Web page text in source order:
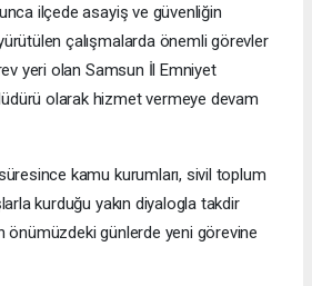
ilçede asayiş ve güvenliğin
çalışmalarda önemli görevler
yeri olan Samsun İl Emniyet
olarak hizmet vermeye devam
kamu kurumları, sivil toplum
kurduğu yakın diyalogla takdir
önümüzdeki günlerde yeni görevine